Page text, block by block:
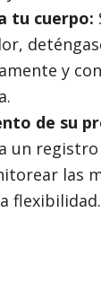
tu cuerpo:
y
de su
un
las
flexibilidad.